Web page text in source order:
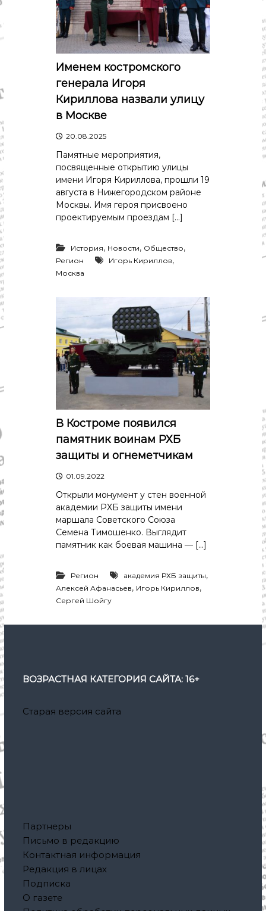
Именем костромского
генерала Игоря
Кириллова назвали улицу
в Москве
20.08.2025
Памятные мероприятия,
посвященные открытию улицы
имени Игоря Кириллова, прошли 19
августа в Нижегородском районе
Москвы. Имя героя присвоено
проектируемым проездам […]
История, Новости, Общество,
Регион Игорь Кириллов,
Москва
В Костроме появился
памятник воинам РХБ
защиты и огнеметчикам
01.09.2022
Открыли монумент у стен военной
академии РХБ защиты имени
маршала Советского Союза
Семена Тимошенко. Выглядит
памятник как боевая машина — […]
Регион академия РХБ защиты,
Алексей Афанасьев, Игорь Кириллов,
Сергей Шойгу
ВОЗРАСТНАЯ КАТЕГОРИЯ САЙТА: 16+
Старая версия сайта
Партнеры
Письмо в редакцию
Контактная информация
Редакция в лицах
Подписка
О газете